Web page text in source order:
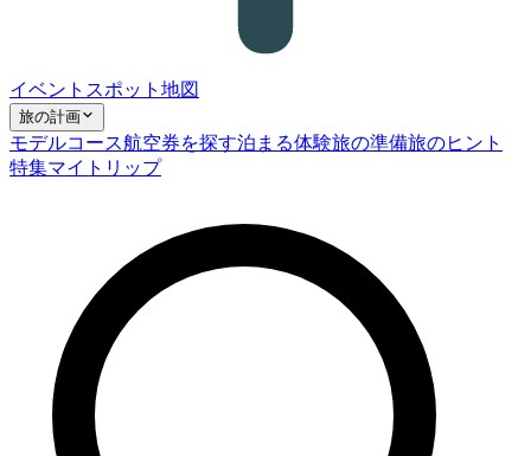
イベント スポット 地図
旅の計画
モデルコース航空券を探す泊まる体験旅の準備旅のヒント
特集マイトリップ